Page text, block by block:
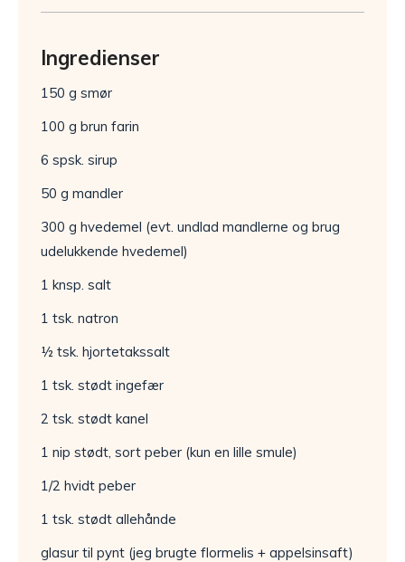
Ingredienser
150 g smør
100 g brun farin
6 spsk. sirup
50 g mandler
300 g hvedemel (evt. undlad mandlerne og brug
udelukkende hvedemel)
1 knsp. salt
1 tsk. natron
½ tsk. hjortetakssalt
1 tsk. stødt ingefær
2 tsk. stødt kanel
1 nip stødt, sort peber (kun en lille smule)
1/2 hvidt peber
1 tsk. stødt allehånde
glasur til pynt (jeg brugte flormelis + appelsinsaft)